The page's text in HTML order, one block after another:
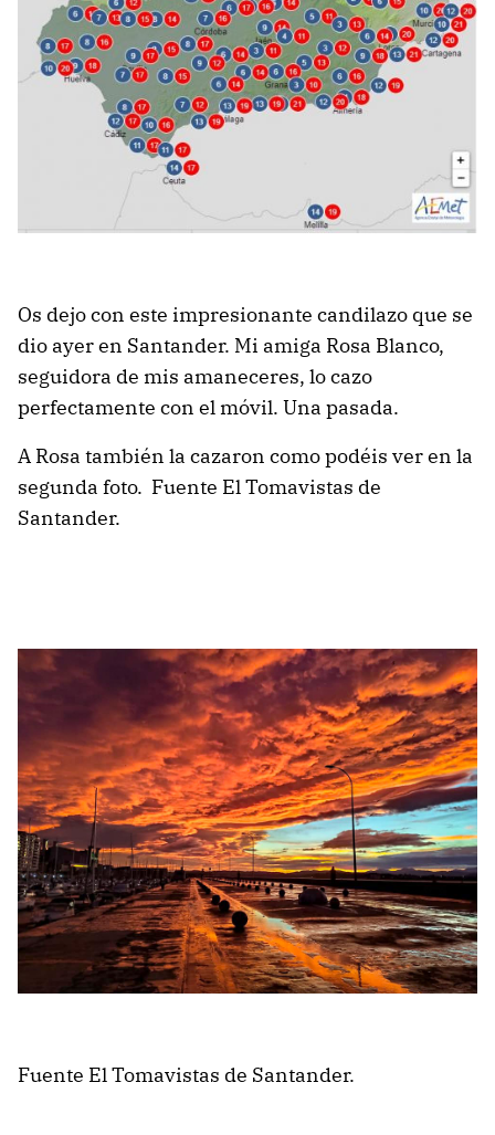
Os dejo con este impresionante candilazo que se
dio ayer en Santander. Mi amiga Rosa Blanco,
seguidora de mis amaneceres, lo cazo
perfectamente con el móvil. Una pasada.
A Rosa también la cazaron como podéis ver en la
segunda foto. Fuente El Tomavistas de
Santander.
Fuente El Tomavistas de Santander.